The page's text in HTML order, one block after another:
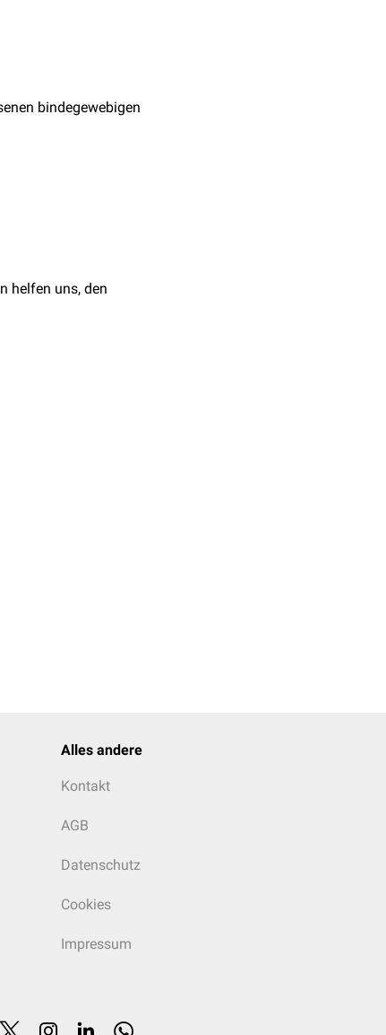
bindegewebigen
helfen uns, den
Alles andere
Kontakt
AGB
Datenschutz
Cookies
Impressum